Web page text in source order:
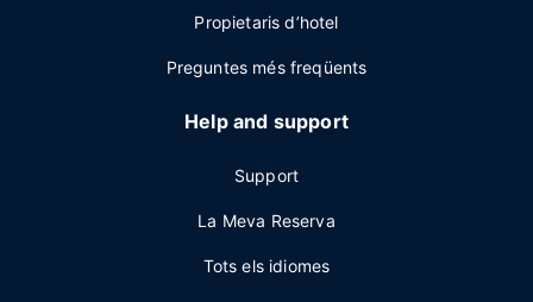
Propietaris d’hotel
Preguntes més freqüents
Help and support
Support
La Meva Reserva
Tots els idiomes